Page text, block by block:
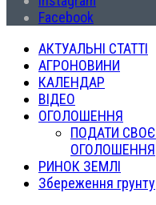
Facebook
АКТУАЛЬНІ СТАТТІ
АГРОНОВИНИ
КАЛЕНДАР
ВІДЕО
ОГОЛОШЕННЯ
ПОДАТИ СВОЄ
ОГОЛОШЕННЯ
РИНОК ЗЕМЛІ
Збереження грунту